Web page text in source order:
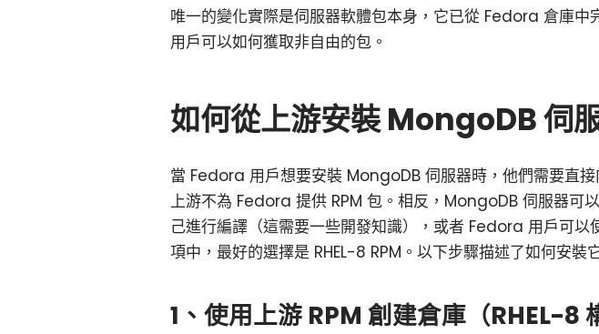
唯一的變化實際是伺服器軟體包本身，它已從 Fedora 倉庫
用戶可以如何獲取非自由的包。
如何從上游安裝 MongoDB 伺
當 Fedora 用戶想要安裝 MongoDB 伺服器時，他們需要直
上游不為 Fedora 提供 RPM 包。相反，MongoDB 伺服器可
己進行編譯（這需要一些開發知識），或者 Fedora 用戶可以
項中，最好的選擇是 RHEL-8 RPM。以下步驟描述了如何安裝
1、使用上游 RPM 創建倉庫（RHEL-8
小白觀察：Let&apos;s